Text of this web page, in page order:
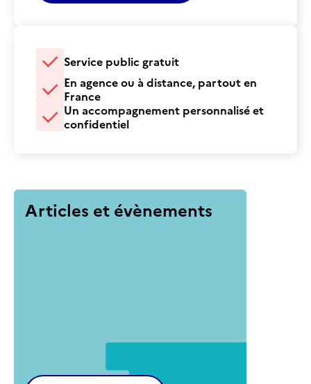
Service public gratuit
En agence ou à distance, partout en
France
Un accompagnement personnalisé et
confidentiel
Articles et évènements